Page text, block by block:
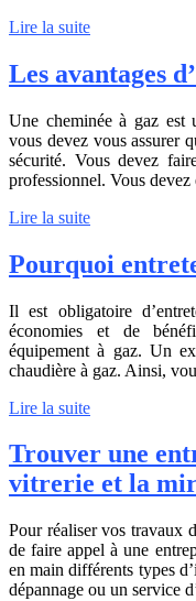
Lire la suite
Les avantages
Une cheminée à gaz est
vous devez vous assurer
sécurité. Vous devez
professionnel. Vous
Lire la suite
Pourquoi
Il est obligatoire
économies et de
équipement à gaz. Un
chaudière à gaz. Ainsi,
Lire la suite
Trouver une
vitrerie et la
Pour réaliser vos travaux
de faire appel à une
en main différents types
dépannage ou un service